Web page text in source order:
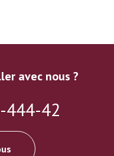
avec nous ?
444-42